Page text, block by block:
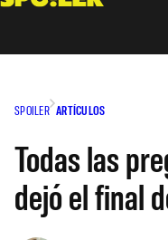
SPOILER ARTÍCULOS
Todas las
dejó el final